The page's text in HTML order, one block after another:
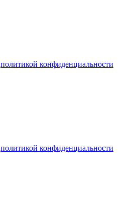
политикой конфиденциальности
политикой конфиденциальности